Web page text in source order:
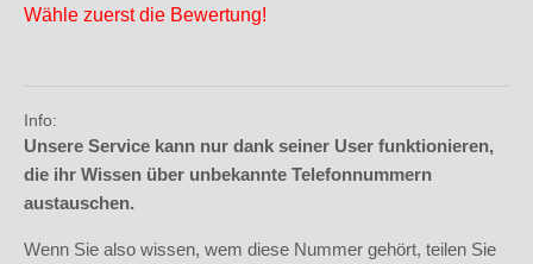
Wähle zuerst die Bewertung!
Info:
Unsere Service kann nur dank seiner User funktionieren,
die ihr Wissen über unbekannte Telefonnummern
austauschen.
Wenn Sie also wissen, wem diese Nummer gehört, teilen Sie